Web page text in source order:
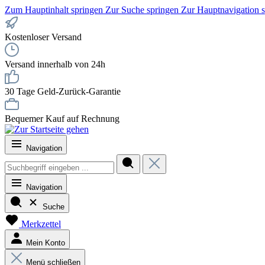
Zum Hauptinhalt springen Zur Suche springen Zur Hauptnavigation
Kostenloser Versand
Versand innerhalb von 24h
30 Tage Geld-Zurück-Garantie
Bequemer Kauf auf Rechnung
Navigation
Navigation
Suche
Merkzettel
Mein Konto
Menü schließen